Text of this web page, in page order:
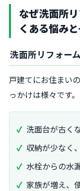
なぜ洗面所
くある悩み
洗面所リフォー
戸建てにお住まい
っかけは様々です。
洗面台が古く
収納が少なく
水栓からの水
家族が増え、